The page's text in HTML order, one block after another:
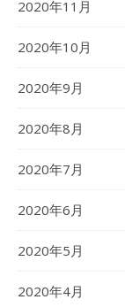
2020年11月
2020年10月
2020年9月
2020年8月
2020年7月
2020年6月
2020年5月
2020年4月